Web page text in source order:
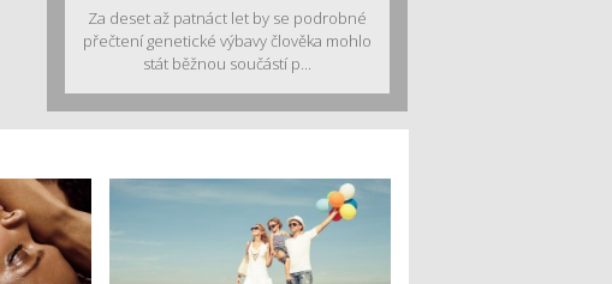
Za deset až patnáct let by se podrobné
přečtení genetické výbavy člověka mohlo
stát běžnou součástí p...